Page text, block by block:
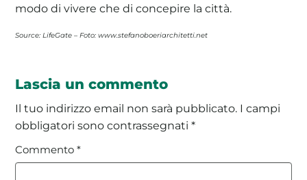
modo di vivere che di concepire la città.
Source: LifeGate – Foto: www.stefanoboeriarchitetti.net
Lascia un commento
Il tuo indirizzo email non sarà pubblicato. I campi
obbligatori sono contrassegnati*
Commento*